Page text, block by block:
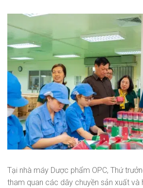
Tại nhà máy Dược phẩm OPC, Thứ
tham quan các dây chuyền sản xuất và